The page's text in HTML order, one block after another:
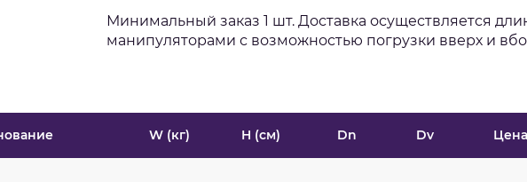
Минимальный заказ 1 шт. Доставка осуществляется
манипуляторами с возможностью погрузки вверх и
W (кг) H (см) Dn Dv